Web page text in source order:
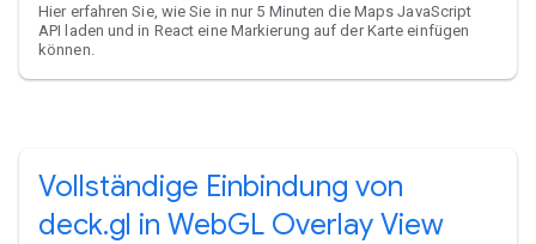
Hier erfahren Sie, wie Sie in nur 5 Minuten die Maps JavaScript
API laden und in React eine Markierung auf der Karte einfügen
können.
Vollständige Einbindung von
deck.gl in WebGL Overlay View